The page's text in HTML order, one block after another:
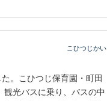
こひつじかい
。こひつじ保育園・町田
光バスに乗り、バスの中